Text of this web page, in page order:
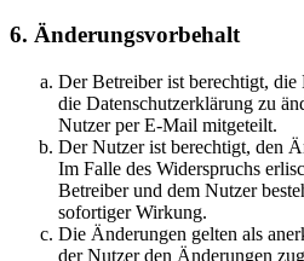
6. Änderungsvorbehalt
Der Betreiber ist berechtigt,
die Datenschutzerklärung zu
Nutzer per E-Mail mitgeteilt.
Der Nutzer ist berechtigt, den
Im Falle des Widerspruchs
Betreiber und dem Nutzer
sofortiger Wirkung.
Die Änderungen gelten als
der Nutzer den Änderungen